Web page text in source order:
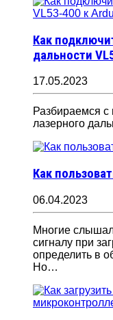
Как
дальности
17.05.2023
Разбираемся
лазерного
Как
06.04.2023
Многие
сигналу при
определить в
Но…